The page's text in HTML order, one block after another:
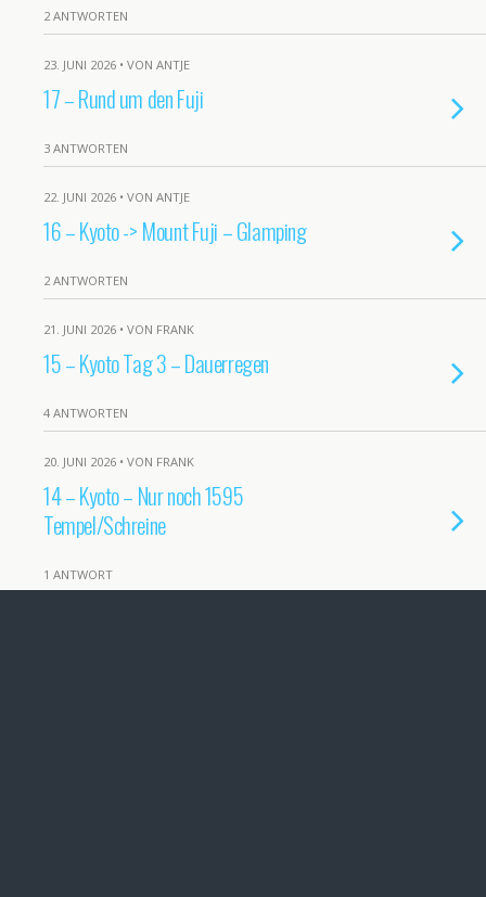
2 ANTWORTEN
23. JUNI 2026 • VON ANTJE
17 – Rund um den Fuji
3 ANTWORTEN
22. JUNI 2026 • VON ANTJE
16 – Kyoto -> Mount Fuji – Glamping
2 ANTWORTEN
21. JUNI 2026 • VON FRANK
15 – Kyoto Tag 3 – Dauerregen
4 ANTWORTEN
20. JUNI 2026 • VON FRANK
14 – Kyoto – Nur noch 1595
Tempel/Schreine
1 ANTWORT